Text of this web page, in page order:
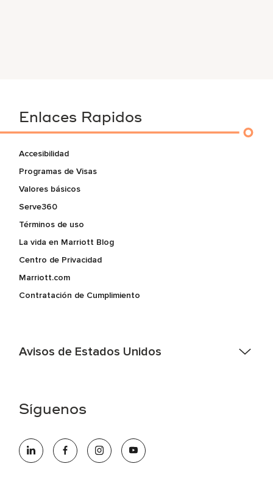
Enlaces Rapidos
Accesibilidad
Programas de Visas
Valores básicos
Serve360
Términos de uso
La vida en Marriott Blog
Centro de Privacidad
Marriott.com
Contratación de Cumplimiento
Avisos de Estados Unidos
electrónico hqaffirmativeaction@marriott.com
oportunidades que se compromete a contratar una fuerza
de trabajo diversa y a mantener una cultura inclusiva.
Síguenos